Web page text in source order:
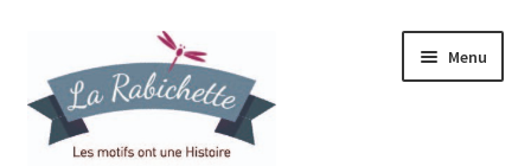
la
navigation
contenu
Menu